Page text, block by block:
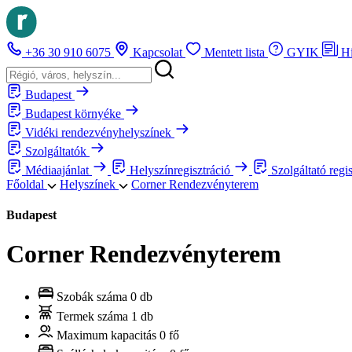
+36 30 910 6075 Kapcsolat Mentett lista GYIK
Budapest
Budapest környéke
Vidéki rendezvényhelyszínek
Szolgáltatók
Médiaajánlat
Helyszínregisztráció Szolgáltató
Főoldal
Helyszínek Corner Rendezvényterem
Budapest
Corner Rendezvényterem
Szobák száma 0 db
Termek száma 1 db
Maximum kapacitás 0 fő